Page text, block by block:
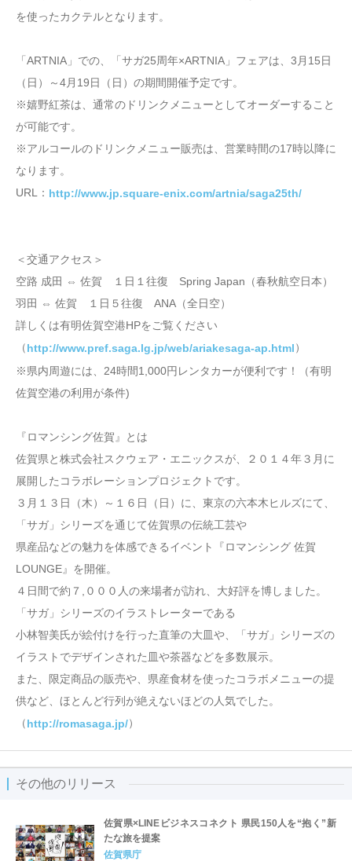
を使ったカクテルとなります。
「ARTNIA」での、「サガ25周年×ARTNIA」フェアは、3月15日
（日）～4月19日（日）の期間開催予定です。
※嬉野紅茶は、通常のドリンクメニューとしてオーダーすること
が可能です。
※アルコールのドリンクメニュー販売は、営業時間の17時以降に
なります。
URL： http://www.jp.square-enix.com/artnia/saga25th/
＜交通アクセス＞
空路 成田 ⇔ 佐賀 １日１往復 Spring Japan（春秋航空日本）
羽田 ⇔ 佐賀 １日５往復 ANA（全日空）
詳しくは有明佐賀空港HPをご覧ください
（ http://www.pref.saga.lg.jp/web/ariakesaga-ap.html ）
※県内周遊には、24時間1,000円レンタカーが便利です！（有明
佐賀空港の利用が条件)
『ロマンシング佐賀』とは
佐賀県と株式会社スクウェア・エニックスが、２０１４年３月に
展開したコラボレーションプロジェクトです。
３月１３日（木）～１６日（日）に、東京の六本木ヒルズにて、
「サガ」シリーズを通じて佐賀県の伝統工芸や
県産品などの魅力を体感できるイベント『ロマンシング 佐賀
LOUNGE』を開催。
４日間で約７,０００人の来場者が訪れ、大好評を博しました。
「サガ」シリーズのイラストレーターである
小林智美氏が絵付けを行った直筆の大皿や、「サガ」シリーズの
イラストでデザインされた皿や茶器などを多数展示。
また、限定商品の販売や、県産食材を使ったコラボメニューの提
供など、ほとんど行列が絶えないほどの人気でした。
（http://romasaga.jp/）
その他のリリース
佐賀県×LINEビジネスコネクト 県民150人を“抱く”新
たな旅を提案
佐賀県庁